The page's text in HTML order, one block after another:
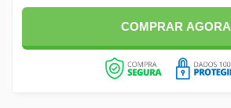
COMPRAR AGORA